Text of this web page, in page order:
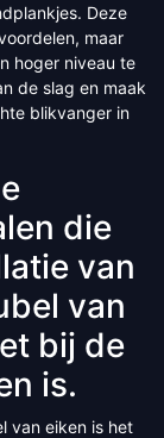
Deze
maar
hoger niveau te
de slag en maak
blikvanger in
die
van
van
bij de
is.
van eiken is het